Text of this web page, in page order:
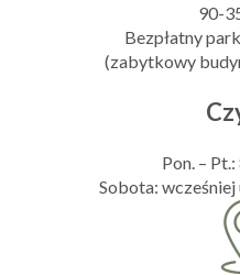
90-
Bezpłatny
(zabytkowy
Pon. –
Sobota: